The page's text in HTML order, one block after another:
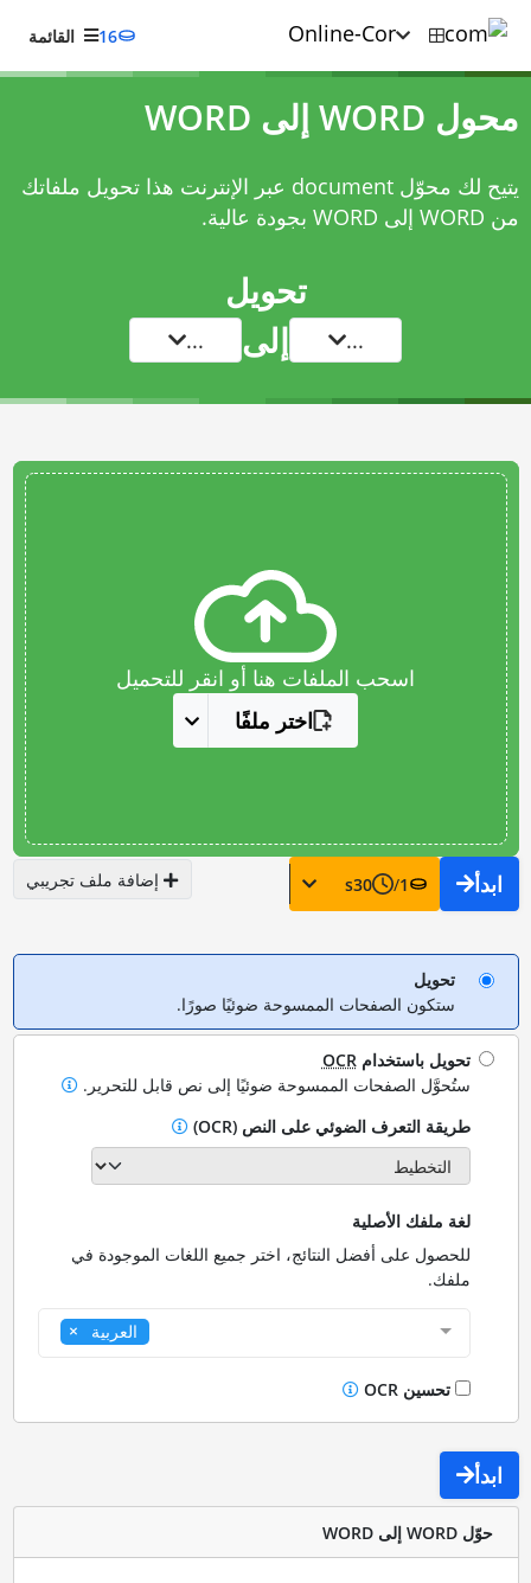
16 القائمة
محول WORD إلى WORD
يتيح لك محوّل document عبر الإنترنت هذا تحويل ملفاتك
من WORD إلى WORD بجودة عالية.
تحويل
... إلى ...
اسحب الملفات هنا أو انقر للتحميل
اختر ملفًا
ابدأ 1
/
30
s إضافة ملف تجريبي
تحويل
ستكون الصفحات الممسوحة ضوئيًا صورًا.
تحويل باستخدام OCR
ستُحوَّل الصفحات الممسوحة ضوئيًا إلى نص قابل للتحرير.
طريقة التعرف الضوئي على النص (OCR)
لغة ملفك الأصلية
للحصول على أفضل النتائج، اختر جميع اللغات الموجودة في
ملفك.
العربية
تحسين OCR
ابدأ
حوّل WORD إلى WORD